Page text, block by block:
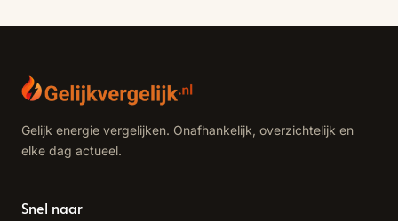
Gelijk energie vergelijken. Onafhankelijk, overzichtelijk en
elke dag actueel.
Snel naar